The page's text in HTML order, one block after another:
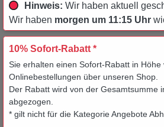
Hinweis: Wir haben aktuell
Wir haben morgen um 11:15 Uhr
10% Sofort-Rabatt *
Sie erhalten einen Sofort-Rabatt in Höhe
Onlinebestellungen über unseren Shop.
Der Rabatt wird von der Gesamtsumme
abgezogen.
* gilt nicht für die Kategorie Angebote